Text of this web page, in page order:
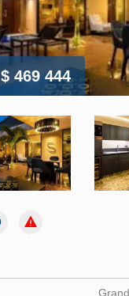
$ 469 444